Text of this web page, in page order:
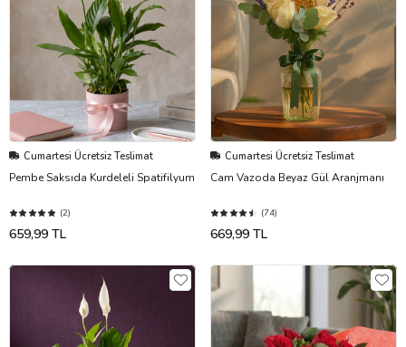
Cumartesi Ücretsiz Teslimat
Pembe Saksıda Kurdeleli Spatifilyum
(2)
659,99 TL
Cumartesi Ücretsiz Teslimat
Cam Vazoda Beyaz Gül Aranjmanı
(74)
669,99 TL